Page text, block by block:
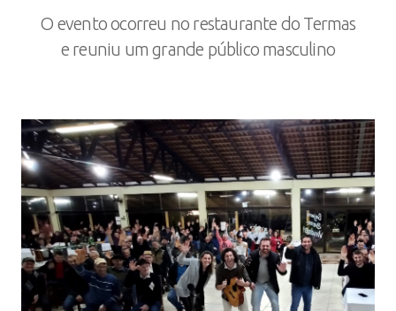
O evento ocorreu no restaurante do Termas
e reuniu um grande público masculino